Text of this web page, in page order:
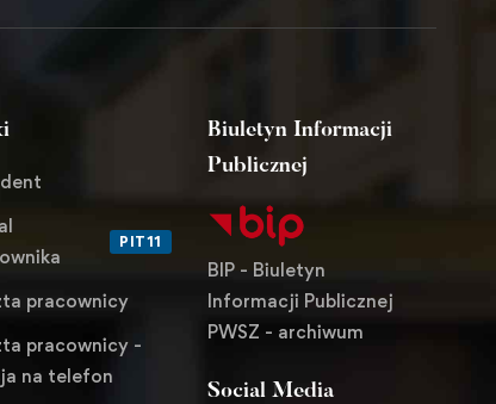
PIT11
pracownicy
pracownicy -
na telefon
Biuletyn Informacji
Publicznej
BIP - Biuletyn
Informacji Publicznej
PWSZ - archiwum
Social Media